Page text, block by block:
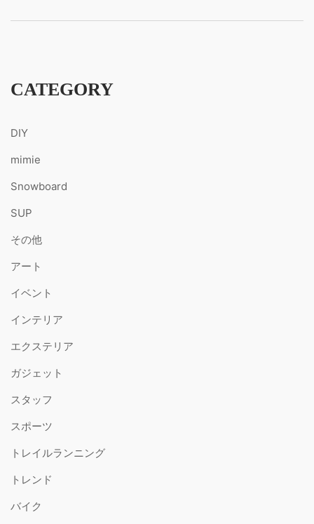
CATEGORY
DIY
mimie
Snowboard
SUP
その他
アート
イベント
インテリア
エクステリア
ガジェット
スタッフ
スポーツ
トレイルランニング
トレンド
バイク